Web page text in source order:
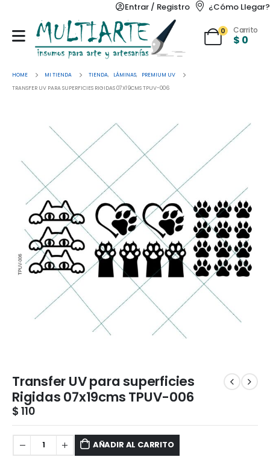
Entrar / Registro ¿Cómo Llegar?
0 Carrito
$ 0
HOME MI TIENDA TIENDA, LÁMINAS,
PREMIUM UV
TRANSFER UV PARA SUPERFICIES RIGIDAS 07X19CMS TPUV-006
Transfer UV para superficies
Rigidas 07x19cms TPUV-006
$ 110
AÑADIR AL CARRITO